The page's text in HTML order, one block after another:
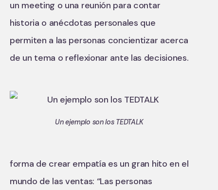
un meeting o una reunión para contar
historia o anécdotas personales que
permiten a las personas concientizar acerca
de un tema o reflexionar ante las decisiones.
Un ejemplo son los TEDTALK
forma de crear empatía es un gran hito en el
mundo de las ventas: “Las personas